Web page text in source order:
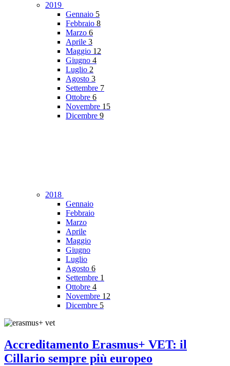
2019
Gennaio 5
Febbraio 8
Marzo 6
Aprile 3
Maggio 12
Giugno 4
Luglio 2
Agosto 3
Settembre 7
Ottobre 6
Novembre 15
Dicembre 9
2018
Gennaio
Febbraio
Marzo
Aprile
Maggio
Giugno
Luglio
Agosto 6
Settembre 1
Ottobre 4
Novembre 12
Dicembre 5
Accreditamento Erasmus+ VET: il
Cillario sempre più europeo